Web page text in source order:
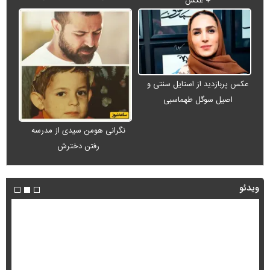
عکس پربازدید از استایل سنتی و
اصیل سوگل طهماسبی
نگرانی هومن سیدی از مدرسه
رفتن دخترش
ویدئو